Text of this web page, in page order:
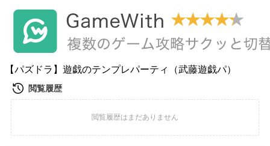
【パズドラ】遊戯のテンプレパーティ（武藤遊戯パ）